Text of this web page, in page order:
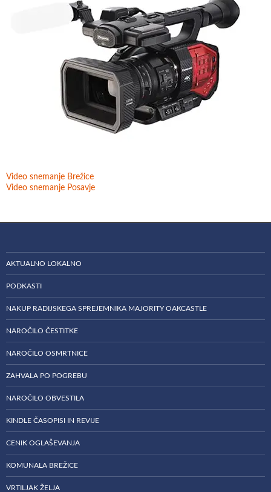
Video snemanje Brežice
Video snemanje Posavje
AKTUALNO LOKALNO
PODKASTI
NAKUP RADIJSKEGA SPREJEMNIKA MAJORITY OAKCASTLE
NAROČILO ČESTITKE
NAROČILO OSMRTNICE
ZAHVALA PO POGREBU
NAROČILO OBVESTILA
KINDLE ČASOPISI IN REVIJE
CENIK OGLAŠEVANJA
KOMUNALA BREŽICE
VRTILJAK ŽELJA